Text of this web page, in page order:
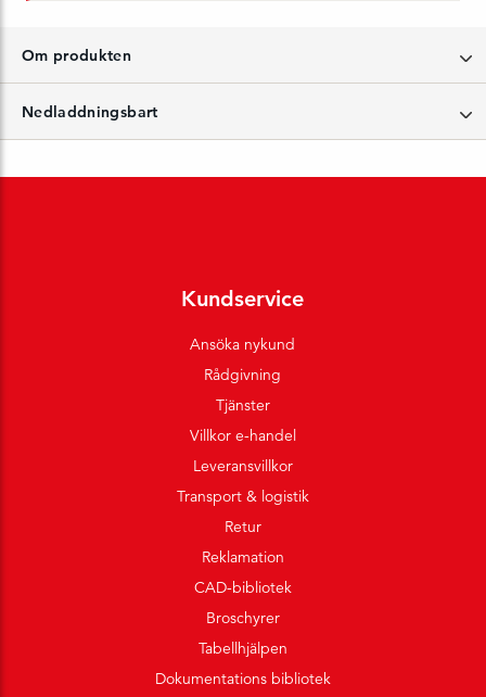
Om produkten
Nedladdningsbart
Kundservice
Ansöka nykund
Rådgivning
Tjänster
Villkor e-handel
Leveransvillkor
Transport & logistik
Retur
Reklamation
CAD-bibliotek
Broschyrer
Tabellhjälpen
Dokumentations bibliotek